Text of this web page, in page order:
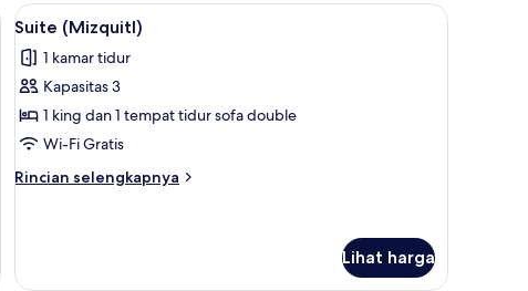
dan brankas
Lihat
semua
foto
untuk
Suite
(Mizquitl)
Suite (Mizquitl) | Seprai Frette Italia, seprai
5
Suite (Mizquitl)
1 kamar tidur
Kapasitas 3
1 king dan 1 tempat tidur sofa double
Wi-Fi Gratis
Rincian selengkapnya
Rincian
(Mizquitl)
Lihat harga